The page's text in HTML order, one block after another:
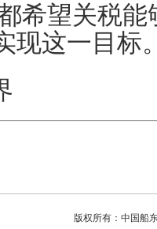
希望关税
现这一目标
版权所有：中国船